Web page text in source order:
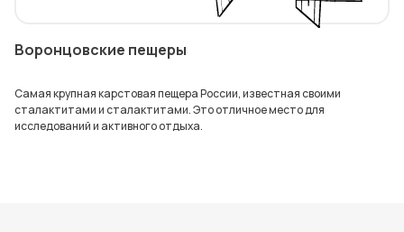
Воронцовские пещеры
Самая крупная карстовая пещера России, известная своими
сталактитами и сталактитами. Это отличное место для
исследований и активного отдыха.